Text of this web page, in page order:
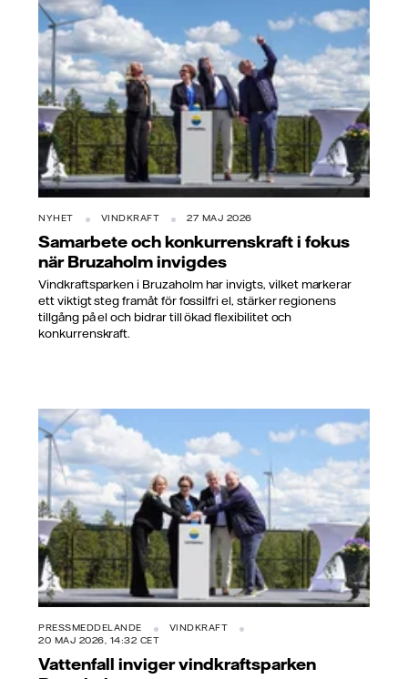
NYHET VINDKRAFT 27 MAJ 2026
Samarbete och konkurrenskraft i fokus
när Bruzaholm invigdes
Vindkraftsparken i Bruzaholm har invigts, vilket markerar
ett viktigt steg framåt för fossilfri el, stärker regionens
tillgång på el och bidrar till ökad flexibilitet och
konkurrenskraft.
PRESSMEDDELANDE
VINDKRAFT
20 MAJ 2026, 14:32 CET
Vattenfall inviger vindkraftsparken